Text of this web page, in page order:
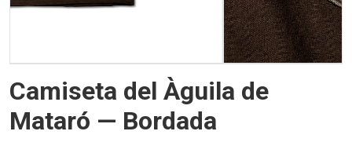
Camiseta del Àguila de
Mataró — Bordada